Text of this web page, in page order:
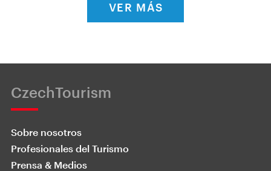
VER MÁS
CzechTourism
Sobre nosotros
Profesionales del Turismo
Prensa & Medios